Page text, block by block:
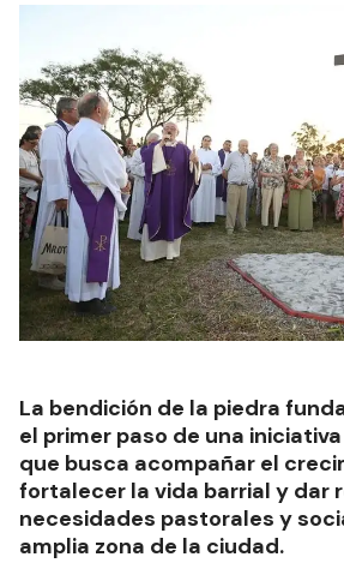
La bendición de la piedra
el primer paso de una
que busca acompañar el
fortalecer la vida barrial y dar
necesidades pastorales y
amplia zona de la ciudad.